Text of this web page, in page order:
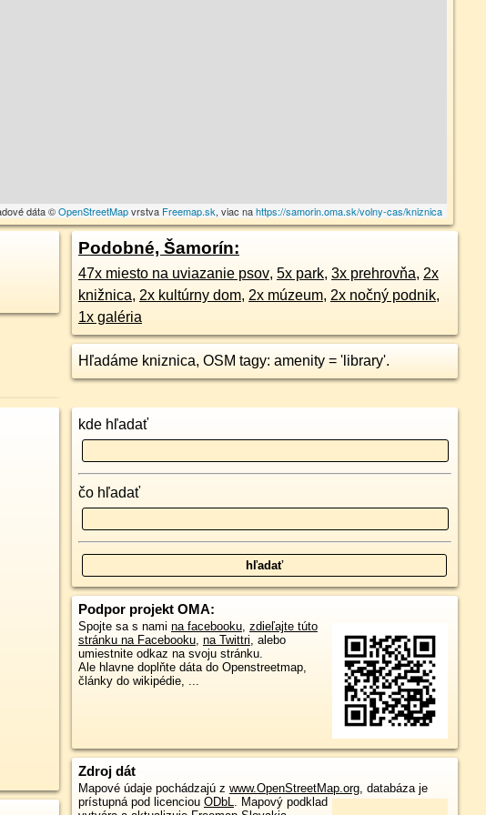
dáta ©OpenStreetMapvrstva Freemap.sk, viac nahttps://samorin.oma.sk/volny-cas/kniznica
Podobné, Šamorín:
47x miesto na uviazanie psov, 5x park, 3x prehrovňa, 2x
knižnica, 2x kultúrny dom, 2x múzeum, 2x nočný podnik,
1x galéria
Hľadáme kniznica, OSM tagy: amenity = 'library'.
kde hľadať
čo hľadať
Podpor projekt OMA:
Spojte sa s nami na facebooku, zdieľajte túto
stránku na Facebooku, na Twittri, alebo
umiestnite odkaz na svoju stránku.
Ale hlavne doplňte dáta do Openstreetmap,
články do wikipédie, ...
Zdroj dát
Mapové údaje pochádzajú z www.OpenStreetMap.org, databáza je
prístupná pod licenciou ODbL. Mapový podklad